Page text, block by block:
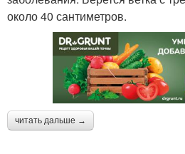
около 40 сантиметров.
читать дальше →